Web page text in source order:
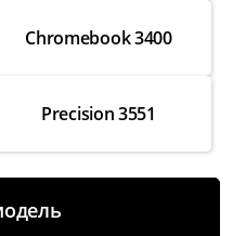
Chromebook 3400
Precision 3551